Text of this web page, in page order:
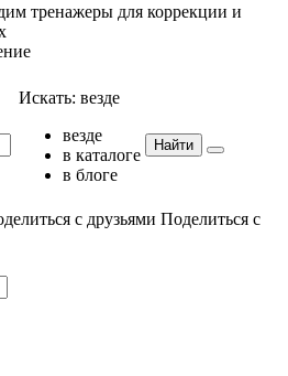
тренажеры для коррекции и
Искать: везде
везде
в каталоге
в блоге
Найти
с друзьями Поделиться с